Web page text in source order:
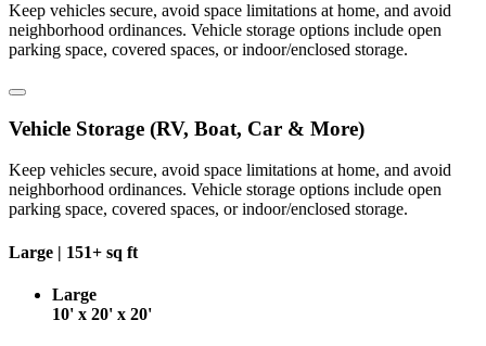
Keep vehicles secure, avoid space limitations at home, and avoid
neighborhood ordinances. Vehicle storage options include open
parking space, covered spaces, or indoor/enclosed storage.
Vehicle Storage (RV, Boat, Car & More)
Keep vehicles secure, avoid space limitations at home, and avoid
neighborhood ordinances. Vehicle storage options include open
parking space, covered spaces, or indoor/enclosed storage.
Large | 151+ sq ft
Large
10' x 20' x 20'